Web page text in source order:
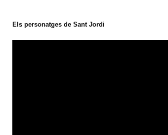
Els personatges de Sant Jordi